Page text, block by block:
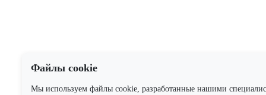
Файлы cookie
Мы используем файлы cookie, разработанные нашими